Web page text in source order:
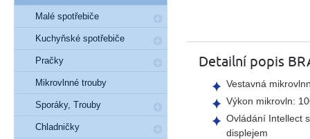
Detailní popis
Vestavná
Výkon mikrovln:
Ovládání Intellect
displejem
Malé spotřebiče
Kuchyňské spotřebiče
Pračky
Mikrovlnné trouby
Sporáky, Trouby
Chladničky